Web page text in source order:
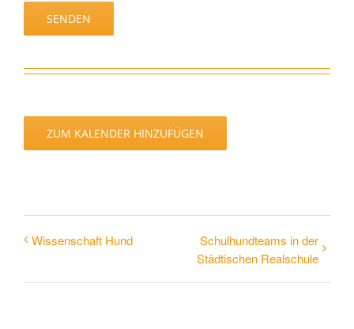
ZUM KALENDER HINZUFÜGEN
Wissenschaft Hund
Schulhundteams in der
Städtischen Realschule